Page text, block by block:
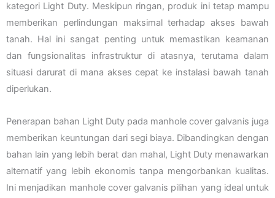
kategori Light Duty. Meskipun ringan, produk ini tetap mampu
memberikan perlindungan maksimal terhadap akses bawah
tanah. Hal ini sangat penting untuk memastikan keamanan
dan fungsionalitas infrastruktur di atasnya, terutama dalam
situasi darurat di mana akses cepat ke instalasi bawah tanah
diperlukan.
Penerapan bahan Light Duty pada manhole cover galvanis juga
memberikan keuntungan dari segi biaya. Dibandingkan dengan
bahan lain yang lebih berat dan mahal, Light Duty menawarkan
alternatif yang lebih ekonomis tanpa mengorbankan kualitas.
Ini menjadikan manhole cover galvanis pilihan yang ideal untuk